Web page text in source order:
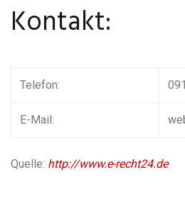
Kontakt:
Telefon:
E-Mail:
Quelle: http://www.e-recht24.de